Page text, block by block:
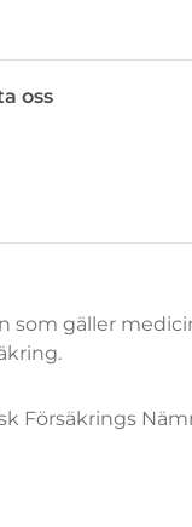
oss
som gäller
Försäkrings